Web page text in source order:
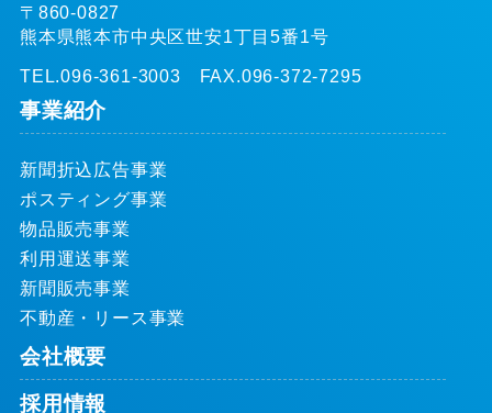
〒860-0827
熊本県熊本市中央区世安1丁目5番1号
TEL.096-361-3003 FAX.096-372-7295
事業紹介
新聞折込広告事業
ポスティング事業
物品販売事業
利用運送事業
新聞販売事業
不動産・リース事業
会社概要
採用情報